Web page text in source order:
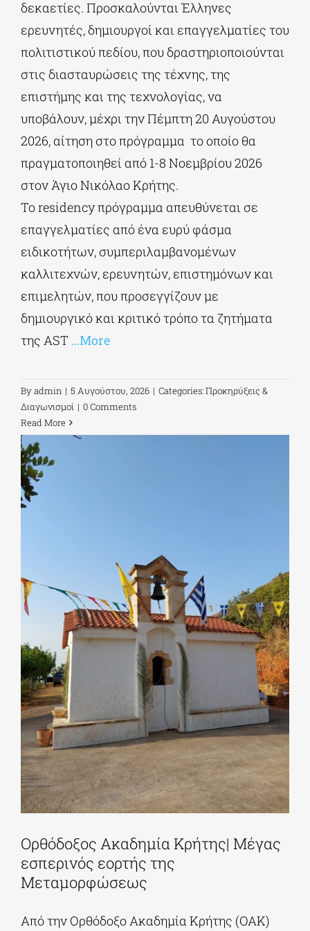
δεκαετίες. Προσκαλούνται Έλληνες
ερευνητές, δημιουργοί και επαγγελματίες του
πολιτιστικού πεδίου, που δραστηριοποιούνται
στις διασταυρώσεις της τέχνης, της
επιστήμης και της τεχνολογίας, να
υποβάλουν, μέχρι την Πέμπτη 20 Αυγούστου
2026, αίτηση στο πρόγραμμα το οποίο θα
πραγματοποιηθεί από 1-8 Νοεμβρίου 2026
στον Άγιο Νικόλαο Κρήτης.
Το residency πρόγραμμα απευθύνεται σε
επαγγελματίες από ένα ευρύ φάσμα
ειδικοτήτων, συμπεριλαμβανομένων
καλλιτεχνών, ερευνητών, επιστημόνων και
επιμελητών, που προσεγγίζουν με
δημιουργικό και κριτικό τρόπο τα ζητήματα
της AST ...More
Byadmin | 5 Αυγούστου, 2026 | Categories:Προκηρύξεις &
Διαγωνισμοί | 0 Comments
Read More
Ορθόδοξος Ακαδημία Κρήτης| Μέγας
εσπερινός εορτής της
Μεταμορφώσεως
Από την Ορθόδοξο Ακαδημία Κρήτης (ΟΑΚ)